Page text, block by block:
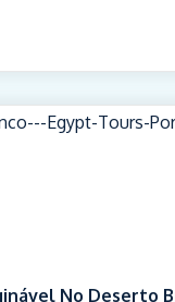
No Deserto